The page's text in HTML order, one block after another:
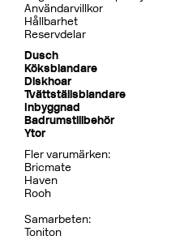
Tillbehör Inbyggnad
BOX300/300 Mattsvart